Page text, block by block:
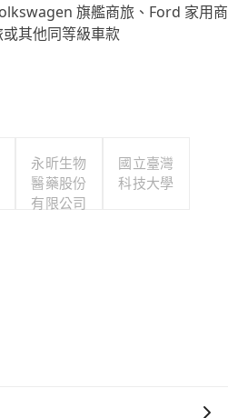
旗艦商旅、Ford 家用商
或其他同等級車款
永昕生物
醫藥股份
有限公司
國立臺灣
科技大學